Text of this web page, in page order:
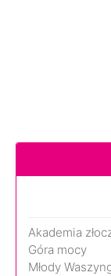
Akademia
Góra mocy
Młody